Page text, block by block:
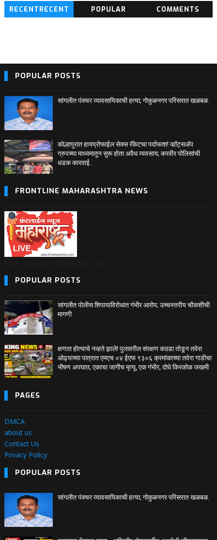
RECENTRECENT
POPULAR COMMENTS
POPULAR POSTS
सांगलीत पंक्चर व्यावसायिकाची हत्या; गोकुळनगर परिसरात खळबळ.
कोल्हापुरात हायप्रोफाईल सेक्स रॅकेटचा पर्दाफाश! व्हॉट्सअ‍ॅप
ग्रुपच्या माध्यमातून सुरू होता अवैध व्यवसाय; करवीर पोलिसांची
धडक कारवाई..
FRONTLINE MAHARASHTRA NEWS
POPULAR POSTS
सांगलीत पोलीस शिपायाविरोधात गंभीर आरोप; उच्चस्तरीय चौकशीची
मागणी
क्षणात होत्याचे नव्हते झाले! पुलावरील संरक्षण कठडा तोडून तवेरा
ओढ्याच्या पात्रात एमएच ०४ ईएफ ९३०६ क्रमांकाच्या तवेरा गाडीचा
भीषण अपघात; एकाचा जागीच मृत्यू, एक गंभीर, दोघे किरकोळ जखमी
PAGES
DMCA
about us
Contact Us
Privacy Policy
POPULAR POSTS
सांगलीत पंक्चर व्यावसायिकाची हत्या; गोकुळनगर परिसरात खळबळ.